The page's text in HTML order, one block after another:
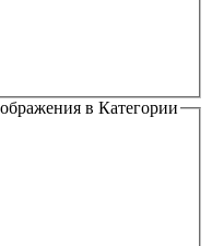
в Категории